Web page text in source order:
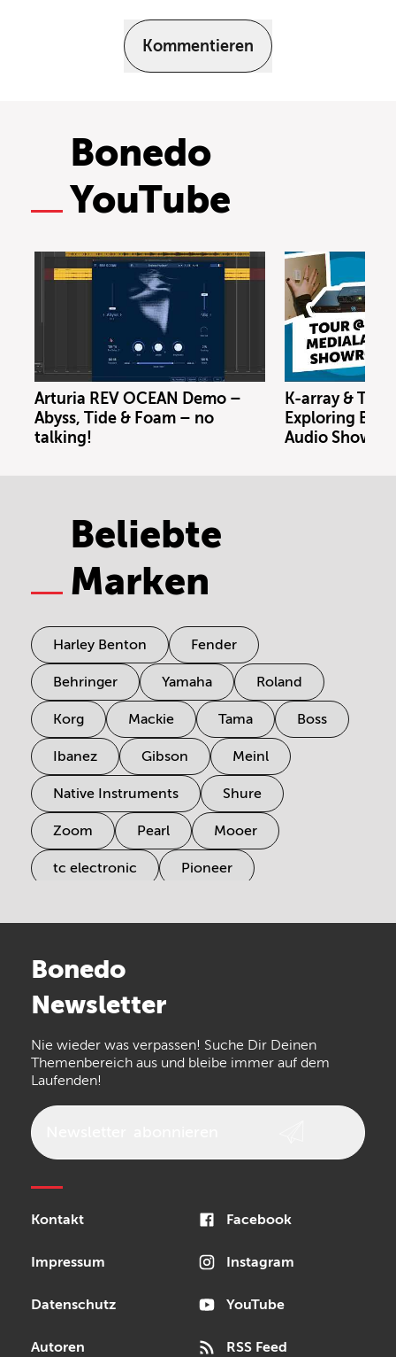
Kommentieren
Bonedo
YouTube
Arturia REV OCEAN Demo –
Abyss, Tide & Foam – no
talking!
K-array &
Exploring
Audio
Beliebte
Marken
Harley Benton Fender
Behringer Yamaha Roland
Korg Mackie Tama Boss
Ibanez Gibson Meinl
Native Instruments Shure
Zoom Pearl Mooer
tc electronic Pioneer
Arturia
the t.bone
Walrus Audio Epiphone
Bonedo
Newsletter
Nie wieder was verpassen! Suche Dir Deinen
Themenbereich aus und bleibe immer auf dem
Laufenden!
Kontakt
Impressum
Datenschutz
Autoren
Facebook
Instagram
YouTube
RSS Feed